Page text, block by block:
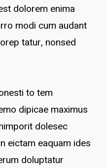
dolorem enima
modi cum audant
tatur, nonsed
to tem
dipicae maximus
dolesec
eictam eaquam ides
doluptatur